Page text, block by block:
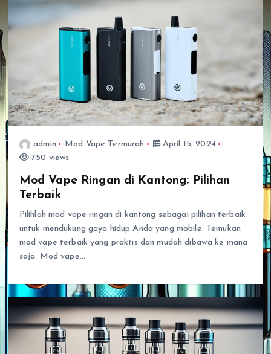
admin Mod Vape Termurah
April 15, 2024
750 views
Mod Vape Ringan di Kantong: Pilihan
Terbaik
Pilihlah mod vape ringan di kantong sebagai pilihan terbaik
untuk mendukung gaya hidup Anda yang mobile. Temukan
mod vape terbaik yang praktis dan mudah dibawa ke mana
saja. Mod vape…